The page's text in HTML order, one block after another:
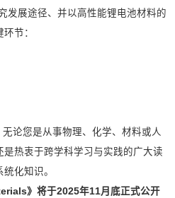
发展途径、并以高性能锂电池材料的
节：
论您是从事物理、化学、材料或人
热衷于跨学科学习与实践的广大读
化知识。
》将于2025年11月底正式公开